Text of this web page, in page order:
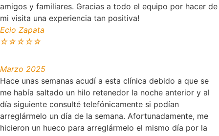
amigos y familiares. Gracias a todo el equipo por hacer de
mi visita una experiencia tan positiva!
Ecio Zapata
☆☆☆☆☆
Marzo 2025
Hace unas semanas acudí a esta clínica debido a que se
me había saltado un hilo retenedor la noche anterior y al
día siguiente consulté telefónicamente si podían
arreglármelo un día de la semana. Afortunadamente, me
hicieron un hueco para arreglármelo el mismo día por la